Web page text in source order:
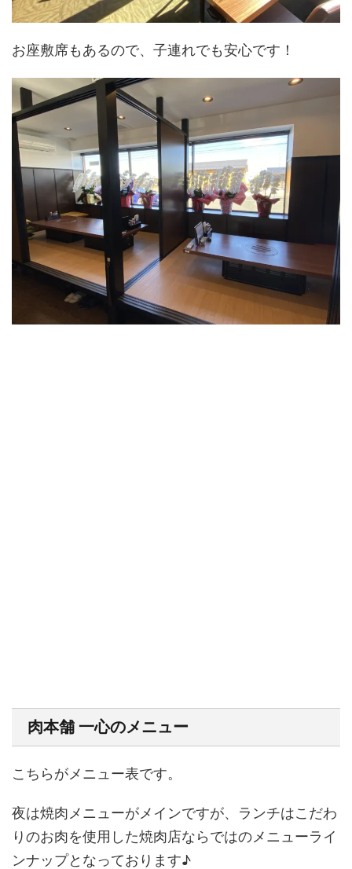
お座敷席もあるので、子連れでも安心です！
肉本舗 一心のメニュー
こちらがメニュー表です。
夜は焼肉メニューがメインですが、ランチはこだわ
りのお肉を使用した焼肉店ならではのメニューライ
ンナップとなっております♪